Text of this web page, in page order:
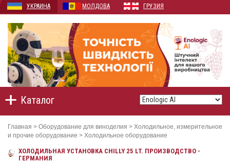
УКРАИНА МОЛДОВА ГРУЗИЯ
Каталог
Главная > Оборудование для виноделия > Холодильное, измерительное
и прочие оборудование > Холодильное оборудование
ХОЛОДИЛЬНАЯ УСТАНОВКА CHILLY 25 LT. ПРОИЗВОДСТВО -
ГЕРМАНИЯ